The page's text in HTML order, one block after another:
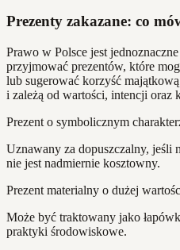
Prezenty zakazane: co
Prawo w Polsce jest
przyjmować prezentów, które
lub sugerować korzyść
i zależą od wartości, intencji oraz
Prezent o symbolicznym
Uznawany za dopuszczalny, jeśli
nie jest nadmiernie kosztowny.
Prezent materialny o dużej
Może być traktowany jako
praktyki środowiskowe.